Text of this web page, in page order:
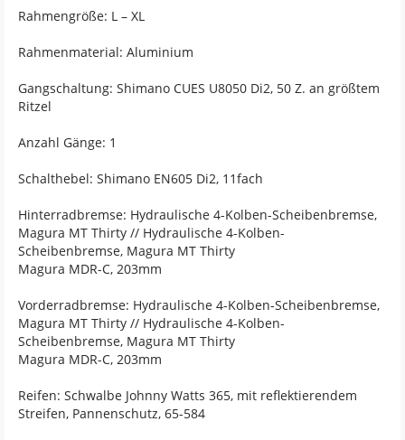
Rahmengröße: L – XL
Rahmenmaterial: Aluminium
Gangschaltung: Shimano CUES U8050 Di2, 50 Z. an größtem
Ritzel
Anzahl Gänge: 1
Schalthebel: Shimano EN605 Di2, 11fach
Hinterradbremse: Hydraulische 4-Kolben-Scheibenbremse,
Magura MT Thirty // Hydraulische 4-Kolben-
Scheibenbremse, Magura MT Thirty
Magura MDR-C, 203mm
Vorderradbremse: Hydraulische 4-Kolben-Scheibenbremse,
Magura MT Thirty // Hydraulische 4-Kolben-
Scheibenbremse, Magura MT Thirty
Magura MDR-C, 203mm
Reifen: Schwalbe Johnny Watts 365, mit reflektierendem
Streifen, Pannenschutz, 65-584